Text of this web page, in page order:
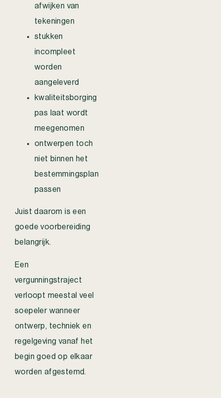
afwijken van
tekeningen
stukken
incompleet
worden
aangeleverd
kwaliteitsborging
pas laat wordt
meegenomen
ontwerpen toch
niet binnen het
bestemmingsplan
passen
Juist daarom is een
goede voorbereiding
belangrijk.
Een
vergunningstraject
verloopt meestal veel
soepeler wanneer
ontwerp, techniek en
regelgeving vanaf het
begin goed op elkaar
worden afgestemd.